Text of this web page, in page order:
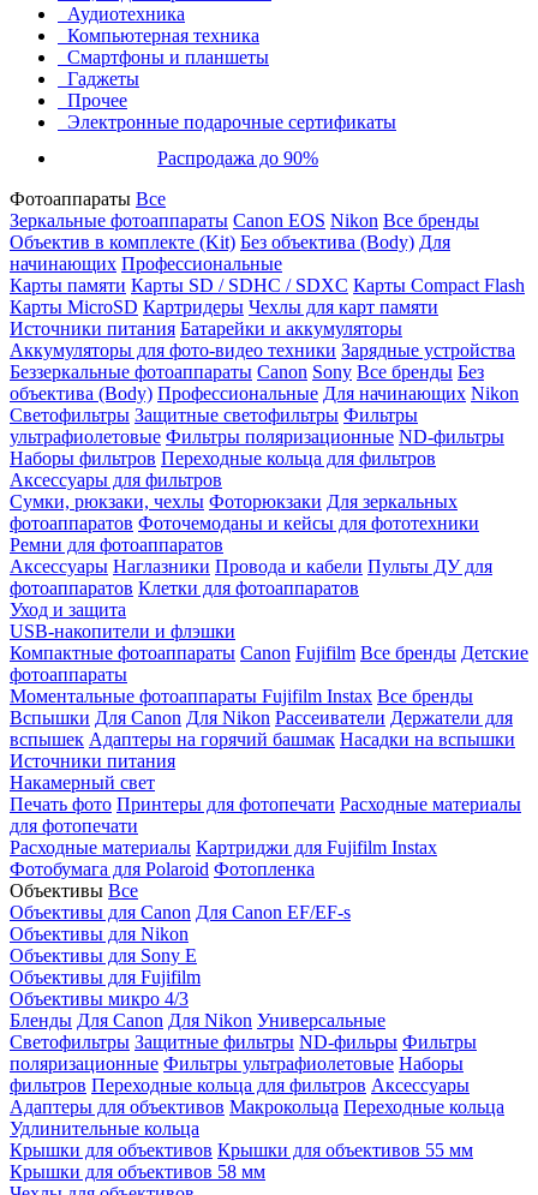
Аудиотехника
Компьютерная техника
Смартфоны и планшеты
Гаджеты
Прочее
Электронные подарочные сертификаты
Распродажа до 90%
Фотоаппараты Все
Зеркальные фотоаппараты Canon EOS Nikon Все бренды
Объектив в комплекте (Kit) Без объектива (Body) Для
начинающих Профессиональные
Карты памяти Карты SD / SDHC / SDXC Карты Compact Flash
Карты MicroSD Картридеры Чехлы для карт памяти
Источники питания Батарейки и аккумуляторы
Аккумуляторы для фото-видео техники Зарядные устройства
Беззеркальные фотоаппараты Canon Sony Все бренды Без
объектива (Body) Профессиональные Для начинающих Nikon
Светофильтры Защитные светофильтры Фильтры
ультрафиолетовые Фильтры поляризационные ND-фильтры
Наборы фильтров Переходные кольца для фильтров
Аксессуары для фильтров
Сумки, рюкзаки, чехлы Фоторюкзаки Для зеркальных
фотоаппаратов Фоточемоданы и кейсы для фототехники
Ремни для фотоаппаратов
Аксессуары Наглазники Провода и кабели Пульты ДУ для
фотоаппаратов Клетки для фотоаппаратов
Уход и защита
USB-накопители и флэшки
Компактные фотоаппараты Canon Fujifilm Все бренды Детские
фотоаппараты
Моментальные фотоаппараты Fujifilm Instax Все бренды
Вспышки Для Canon Для Nikon Рассеиватели Держатели для
вспышек Адаптеры на горячий башмак Насадки на вспышки
Источники питания
Накамерный свет
Печать фото Принтеры для фотопечати Расходные материалы
для фотопечати
Расходные материалы Картриджи для Fujifilm Instax
Фотобумага для Polaroid Фотопленка
Объективы Все
Объективы для Canon Для Canon EF/EF-s
Объективы для Nikon
Объективы для Sony E
Объективы для Fujifilm
Объективы микро 4/3
Бленды Для Canon Для Nikon Универсальные
Светофильтры Защитные фильтры ND-фильры Фильтры
поляризационные Фильтры ультрафиолетовые Наборы
фильтров Переходные кольца для фильтров Аксессуары
Адаптеры для объективов Макрокольца Переходные кольца
Удлинительные кольца
Крышки для объективов Крышки для объективов 55 мм
Крышки для объективов 58 мм